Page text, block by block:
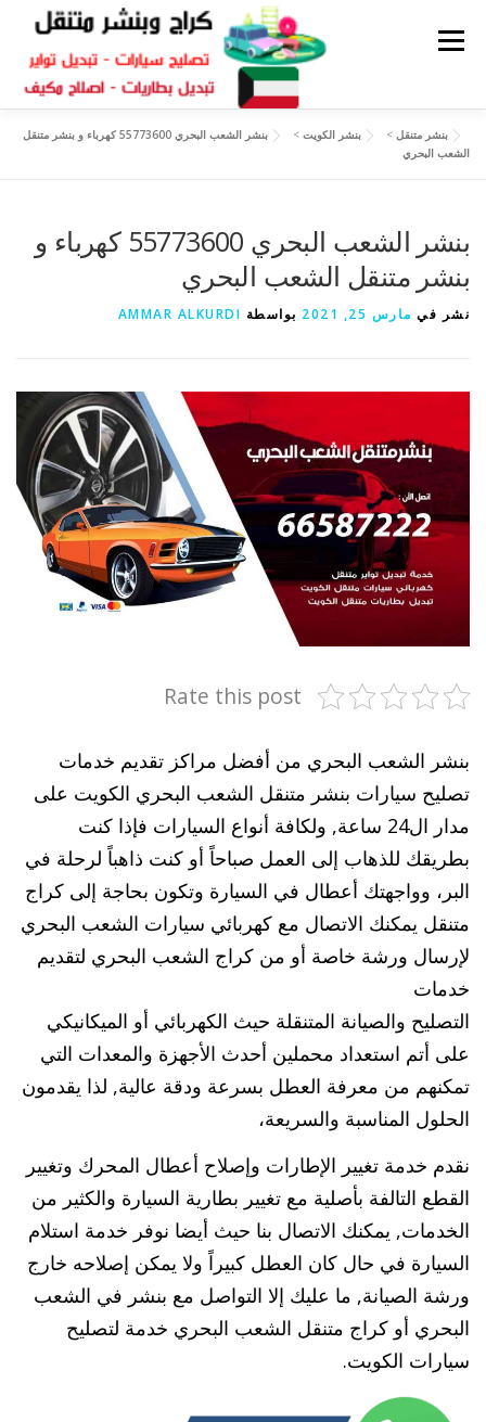
القائمة
بنشر متنقل سكراب قطع غيار
بنشر متنقل > بنشر الكويت >
بنشر الشعب البحري 55773600 كهرباء و بنشر متنقل
الشعب البحري
بنشر الشعب البحري 55773600 كهرباء و
بنشر متنقل الشعب البحري
نشر في مارس 25, 2021 بواسطة AMMAR ALKURDI
Rate this post
بنشر الشعب البحري من أفضل مراكز تقديم خدمات
تصليح سيارات بنشر متنقل الشعب البحري الكويت على
مدار ال24 ساعة, ولكافة أنواع السيارات فإذا كنت
بطريقك للذهاب إلى العمل صباحاً أو كنت ذاهباً لرحلة في
البر، وواجهتك أعطال في السيارة وتكون بحاجة إلى كراج
متنقل يمكنك الاتصال مع كهربائي سيارات الشعب البحري
لإرسال ورشة خاصة أو من كراج الشعب البحري لتقديم
خدمات
التصليح والصيانة المتنقلة حيث الكهربائي أو الميكانيكي
على أتم استعداد محملين أحدث الأجهزة والمعدات التي
تمكنهم من معرفة العطل بسرعة ودقة عالية, لذا يقدمون
الحلول المناسبة والسريعة،
نقدم خدمة تغيير الإطارات وإصلاح أعطال المحرك وتغيير
القطع التالفة بأصلية مع تغيير بطارية السيارة والكثير من
الخدمات, يمكنك الاتصال بنا حيث أيضا نوفر خدمة استلام
السيارة في حال كان العطل كبيراً ولا يمكن إصلاحه خارج
ورشة الصيانة, ما عليك إلا التواصل مع بنشر في الشعب
البحري أو كراج متنقل الشعب البحري خدمة لتصليح
سيارات الكويت.